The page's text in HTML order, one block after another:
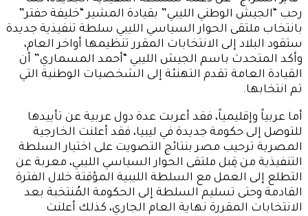
رحب “الجيش الوطني الليبي” بقيادة المشير “خليفة حفتر”
بانتخاب ملتقى الحوار السياسي الليبي سلطة تنفيذية جديدة
ستقود البلاد إلى الانتخابات المقرر تنظيمها أواخر العام،
وأكد المتحدث باسم الجيش الليبي “أحمد المسماري” أن
القيادة العامة تقدم التهنئة إلى الشخصيات الوطنية التي
تم انتخابها.
أما عربياً وإقليمياً، فقد أعربت عدة دول عربية عن تأييدها
للتوصل إلى حكومة جديدة في ليبيا، فقد أعلنت الخارجية
المصرية ترحيب مصر بنتائج التصويت على اختيار السلطة
التنفيذية من قِبل ملتقى الحوار السياسي الليبي، معربة عن
التطلع إلى العمل مع السلطة الليبية المؤقتة خلال الفترة
القادمة وحتى تسليم السلطة إلى الحكومة المُنتخبة بعد
الانتخابات المقررة نهاية العام الجاري، كذلك أعلنت